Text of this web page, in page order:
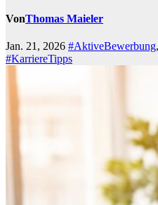
VonThomas Maieler
Jan. 21, 2026 #AktiveBewerbung,
#KarriereTipps